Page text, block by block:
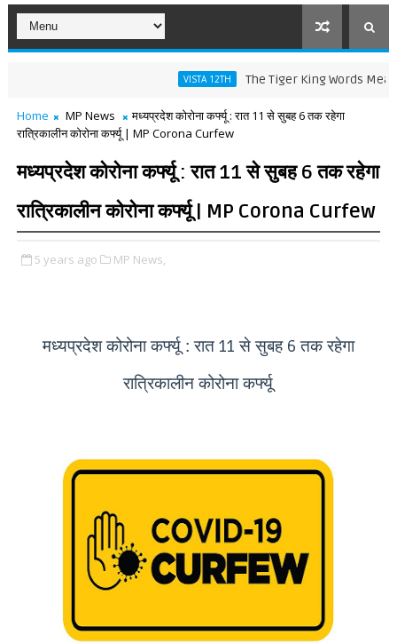
VISTA 12TH The Tiger King Words Meaning
Home MP News
मध्यप्रदेश कोरोना कर्फ्यू : रात 11 से सुबह 6 तक रहेगा
रात्रिकालीन कोरोना कर्फ्यू | MP Corona Curfew
मध्यप्रदेश कोरोना कर्फ्यू : रात 11 से सुबह 6 तक रहेगा
रात्रिकालीन कोरोना कर्फ्यू | MP Corona Curfew
5 years ago MP News,
मध्यप्रदेशकोरोना कर्फ्यू : रात 11 से सुबह 6 तक रहेगा
रात्रिकालीन कोरोना कर्फ्यू